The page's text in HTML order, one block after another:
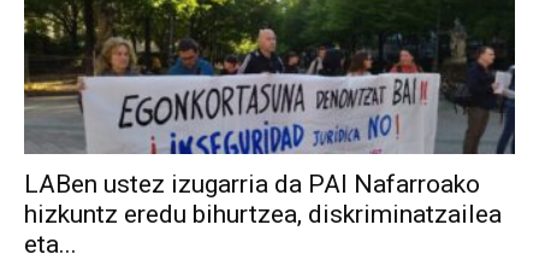
LABen ustez izugarria da PAI Nafarroako
hizkuntz eredu bihurtzea, diskriminatzailea
eta...